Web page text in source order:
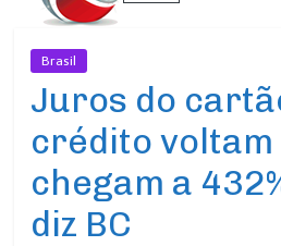
Brasil
Juros do
crédito voltam
chegam a
diz BC